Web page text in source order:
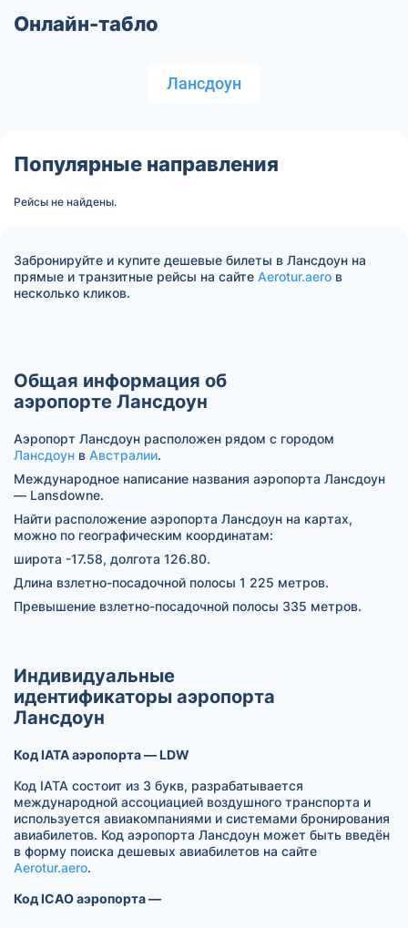
Онлайн-табло
Лансдоун
Популярные направления
Рейсы не найдены.
Забронируйте и купите дешевые билеты в Лансдоун на
прямые и транзитные рейсы на сайте Aerotur.aero в
несколько кликов.
Общая информация об
аэропорте Лансдоун
Аэропорт Лансдоун расположен рядом с городом
Лансдоун в Австралии.
Международное написание названия аэропорта Лансдоун
— Lansdowne.
Найти расположение аэропорта Лансдоун на картах,
можно по географическим координатам:
широта -17.58, долгота 126.80.
Длина взлетно-посадочной полосы 1 225 метров.
Превышение взлетно-посадочной полосы 335 метров.
Индивидуальные
идентификаторы аэропорта
Лансдоун
Код IATA аэропорта — LDW
Код IATA состоит из 3 букв, разрабатывается
международной ассоциацией воздушного транспорта и
используется авиакомпаниями и системами бронирования
авиабилетов. Код аэропорта Лансдоун может быть введён
в форму поиска дешевых авиабилетов на сайте
Aerotur.aero.
Код ICAO аэропорта —